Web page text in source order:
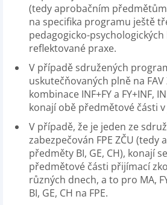
(tedy aprobačním
na specifika programu ještě
pedagogicko-
reflektované praxe.
V případě sdružených
uskutečňovaných plně na
kombinace INF+FY a FY+INF,
konají obě předmětové části v
V případě, že je jeden ze
zabezpečován FPE ZČU (tedy
předměty BI, GE, CH), konají
předmětové části přijímací
různých dnech, a to pro MA,
BI, GE, CH na FPE.